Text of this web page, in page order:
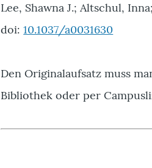
Lee, Shawna J.; Altschul,
doi:10.1037/a0031630
Den Originalaufsatz muss
Bibliothek oder per